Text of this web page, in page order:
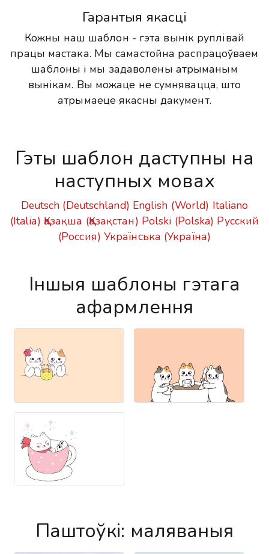
Гарантыя якасці
Кожны наш шаблон - гэта вынік руплівай
працы мастака. Мы самастойна распрацоўваем
шаблоны і мы задаволены атрыманым
вынікам. Вы можаце не сумнявацца, што
атрымаеце якасны дакумент.
Гэты шаблон даступны на
наступных мовах
Deutsch (Deutschland) English (World) Italiano
(Italia) Қазақша (Қазақстан) Polski (Polska) Русский
(Россия) Українська (Україна)
Іншыя шаблоны гэтага
афармлення
Паштоўкі: маляваныя